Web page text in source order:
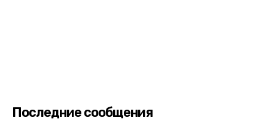
Последние сообщения